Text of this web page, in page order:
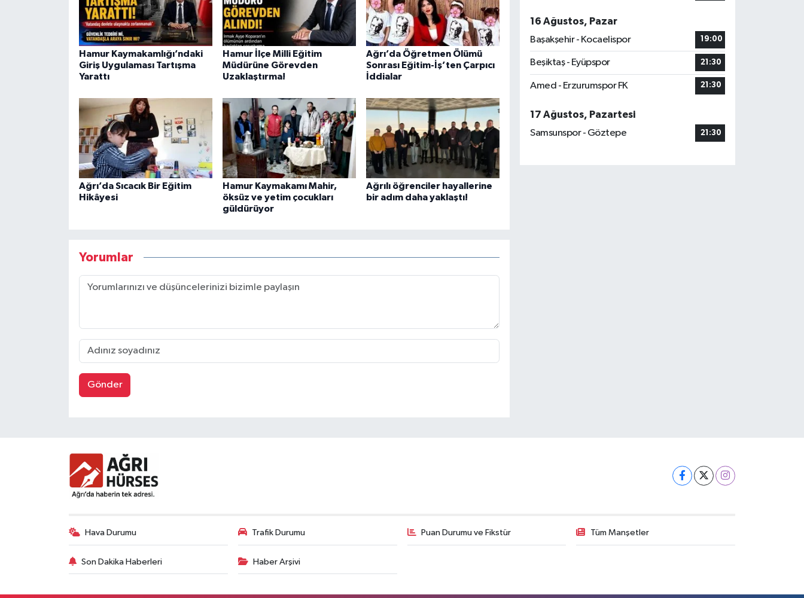
Hamur Kaymakamlığı’ndaki
Giriş Uygulaması Tartışma
Yarattı
Hamur İlçe Milli Eğitim
Müdürüne Görevden
Uzaklaştırma!
Ağrı’da Öğretmen Ölümü
Sonrası Eğitim-İş’ten Çarpıcı
İddialar
Ağrı’da Sıcacık Bir Eğitim
Hikâyesi
Hamur Kaymakamı Mahir,
öksüz ve yetim çocukları
güldürüyor
Ağrılı öğrenciler hayallerine
bir adım daha yaklaştı!
Yorumlar
Gönder
16 Ağustos, Pazar
Başakşehir - Kocaelispor
19:00
Beşiktaş - Eyüpspor 21:30
Amed - Erzurumspor FK 21:30
17 Ağustos, Pazartesi
Samsunspor - Göztepe
21:30
Hava Durumu Trafik Durumu Puan Durumu ve Fikstür Tüm Manşetler
Son Dakika Haberleri Haber Arşivi